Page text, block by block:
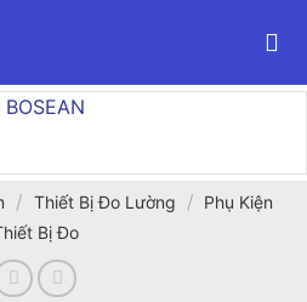
/ Thiết Bị Đo Lường / Phụ Kiện
Bị Đo